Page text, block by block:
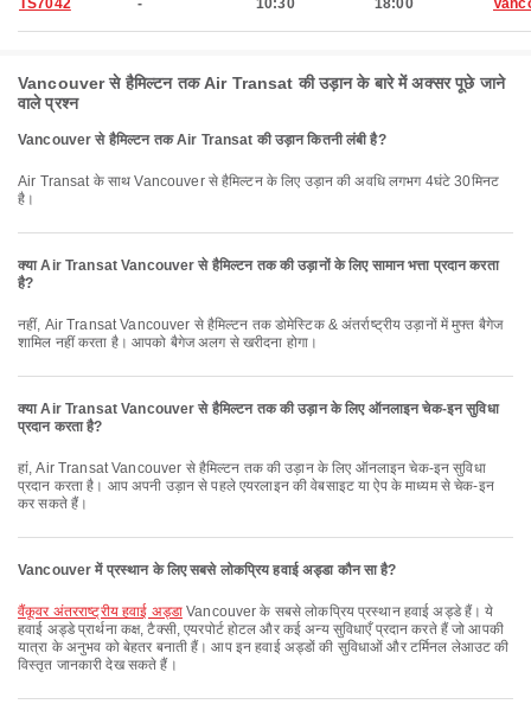
TS7042 - 10:30 18:00
Vancouver से हैमिल्टन तक Air Transat की उड़ान के बारे में अक्सर पूछे जाने
वाले प्रश्न
Vancouver से हैमिल्टन तक Air Transat की उड़ान कितनी लंबी है?
Air Transat के साथ Vancouver से हैमिल्टन के लिए उड़ान की अवधि लगभग 4घंटे 30मिनट
है।
क्या Air Transat Vancouver से हैमिल्टन तक की उड़ानों के लिए सामान भत्ता प्रदान करता
है?
नहीं, Air Transat Vancouver से हैमिल्टन तक डोमेस्टिक & अंतर्राष्ट्रीय उड़ानों में मुफ्त बैगेज
शामिल नहीं करता है। आपको बैगेज अलग से खरीदना होगा।
क्या Air Transat Vancouver से हैमिल्टन तक की उड़ान के लिए ऑनलाइन चेक-इन सुविधा
प्रदान करता है?
हां, Air Transat Vancouver से हैमिल्टन तक की उड़ान के लिए ऑनलाइन चेक-इन सुविधा
प्रदान करता है। आप अपनी उड़ान से पहले एयरलाइन की वेबसाइट या ऐप के माध्यम से चेक-इन
कर सकते हैं।
Vancouver में प्रस्थान के लिए सबसे लोकप्रिय हवाई अड्डा कौन सा है?
वैंकूवर अंतरराष्ट्रीय हवाई अड्डाVancouver के सबसे लोकप्रिय प्रस्थान हवाई अड्डे हैं। ये
हवाई अड्डे प्रार्थना कक्ष, टैक्सी, एयरपोर्ट होटल और कई अन्य सुविधाएँ प्रदान करते हैं जो आपकी
यात्रा के अनुभव को बेहतर बनाती हैं। आप इन हवाई अड्डों की सुविधाओं और टर्मिनल लेआउट की
विस्तृत जानकारी देख सकते हैं।